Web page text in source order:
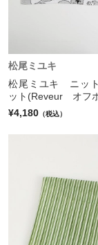
松尾ミユキ
松尾ミユキ ニッ
ット(Reveur オフ
¥4,180 （税込）